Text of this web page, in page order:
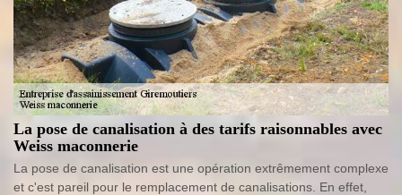
La pose de canalisation à des tarifs raisonnables avec
Weiss maconnerie
La pose de canalisation est une opération extrêmement complexe
et c'est pareil pour le remplacement de canalisations. En effet,